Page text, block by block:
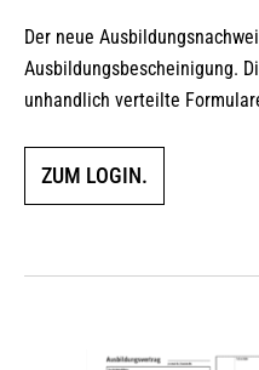
Der neue
Ausbildungsbescheinigung.
unhandlich verteilte
ZUM LOGIN.